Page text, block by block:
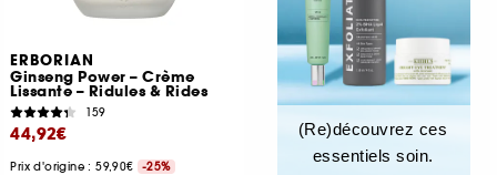
ERBORIAN
Ginseng Power – Crème
Lissante – Ridules & Rides
159
44,92€
Prix d'origine : 59,90€ -25%
(Re)découvrez ces
essentiels soin.